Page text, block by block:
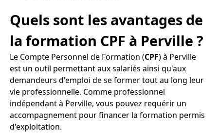
Quels sont les avantages de
la formation CPF à Perville ?
Le Compte Personnel de Formation (CPF) à Perville
est un outil permettant aux salariés ainsi qu'aux
demandeurs d'emploi de se former tout au long leur
vie professionnelle. Comme professionnel
indépendant à Perville, vous pouvez requérir un
accompagnement pour financer la formation permis
d'exploitation.